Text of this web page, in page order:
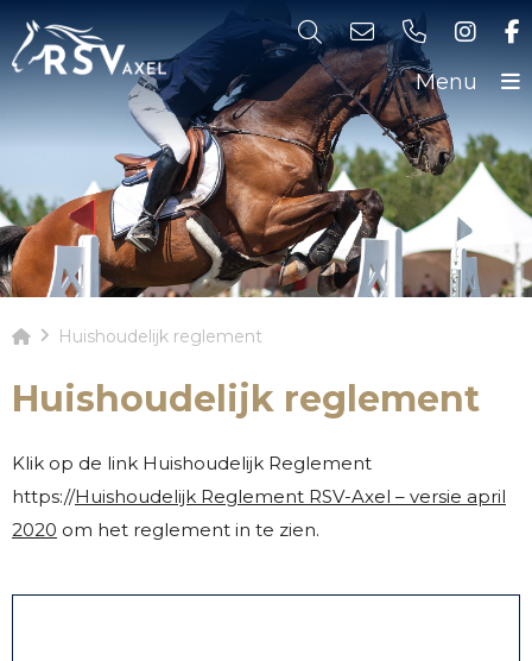
Menu
Huishoudelijk reglement
Huishoudelijk reglement
Klik op de link Huishoudelijk Reglement
https://Huishoudelijk Reglement RSV-Axel – versie april
2020 om het reglement in te zien.